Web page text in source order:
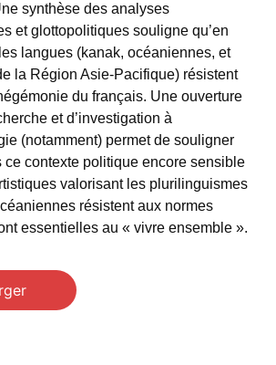
synthèse des analyses
et glottopolitiques souligne qu’en
langues (kanak, océaniennes, et
la Région Asie-Pacifique) résistent
du français. Une ouverture
et d’investigation à
(notamment) permet de souligner
ce contexte politique encore sensible
valorisant les plurilinguismes
résistent aux normes
essentielles au « vivre ensemble ».